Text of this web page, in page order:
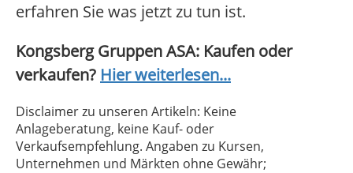
erfahren Sie was jetzt zu tun ist.
Kongsberg Gruppen ASA: Kaufen oder
verkaufen? Hier weiterlesen...
Disclaimer zu unseren Artikeln: Keine
Anlageberatung, keine Kauf- oder
Verkaufsempfehlung. Angaben zu Kursen,
Unternehmen und Märkten ohne Gewähr;